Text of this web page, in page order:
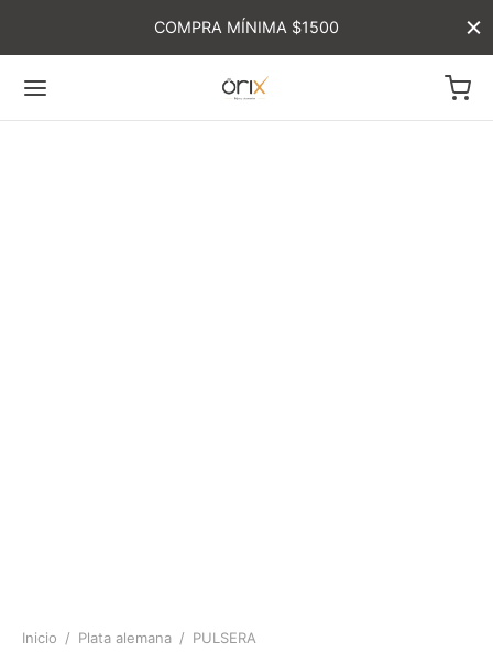
COMPRA MÍNIMA $1500
Inicio / Plata alemana / PULSERA